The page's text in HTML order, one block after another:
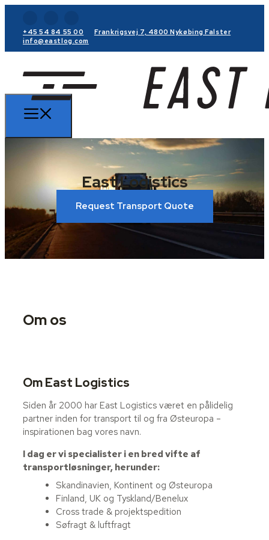
+45 54 84 55 00
Frankrigsvej 7, 4800 Nykøbing Falster
info@eastlog.com
East Logistics
Request Transport Quote
Om os
Om East Logistics
Siden år 2000 har East Logistics været en pålidelig
partner inden for transport til og fra Østeuropa –
inspirationen bag vores navn.
I dag er vi specialister i en bred vifte af
transportløsninger, herunder:
Skandinavien, Kontinent og Østeuropa
Finland, UK og Tyskland/Benelux
Cross trade & projektspedition
Søfragt & luftfragt